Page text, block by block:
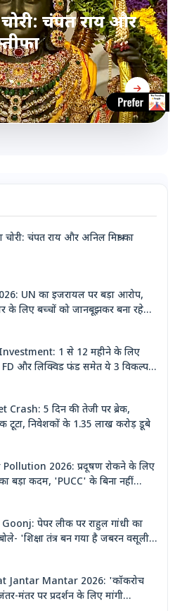
चोरी: चंपत राय और
चोरी: चंपत राय और अनिल मिश्रा का
UN का इजरायल पर बड़ा आरोप,
के लिए बच्चों को जानबूझकर बना रहे
1 से 12 महीने के लिए
FD और लिक्विड फंड समेत ये 3 विकल्प
Crash: 5 दिन की तेजी पर ब्रेक,
निवेशकों के 1.35 लाख करोड़ डूबे
2026: प्रदूषण रोकने के लिए
बड़ा कदम, 'PUCC' के बिना नहीं
पेपर लीक पर राहुल गांधी का
'शिक्षा तंत्र बन गया है जबरन वसूली
Jantar Mantar 2026: 'कॉकरोच
मंतर पर प्रदर्शन के लिए मांगी